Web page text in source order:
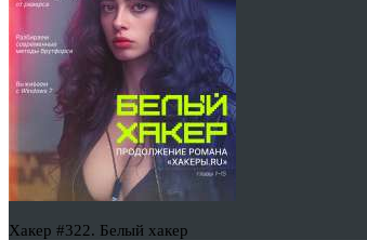
Хакер #322. Белый хакер